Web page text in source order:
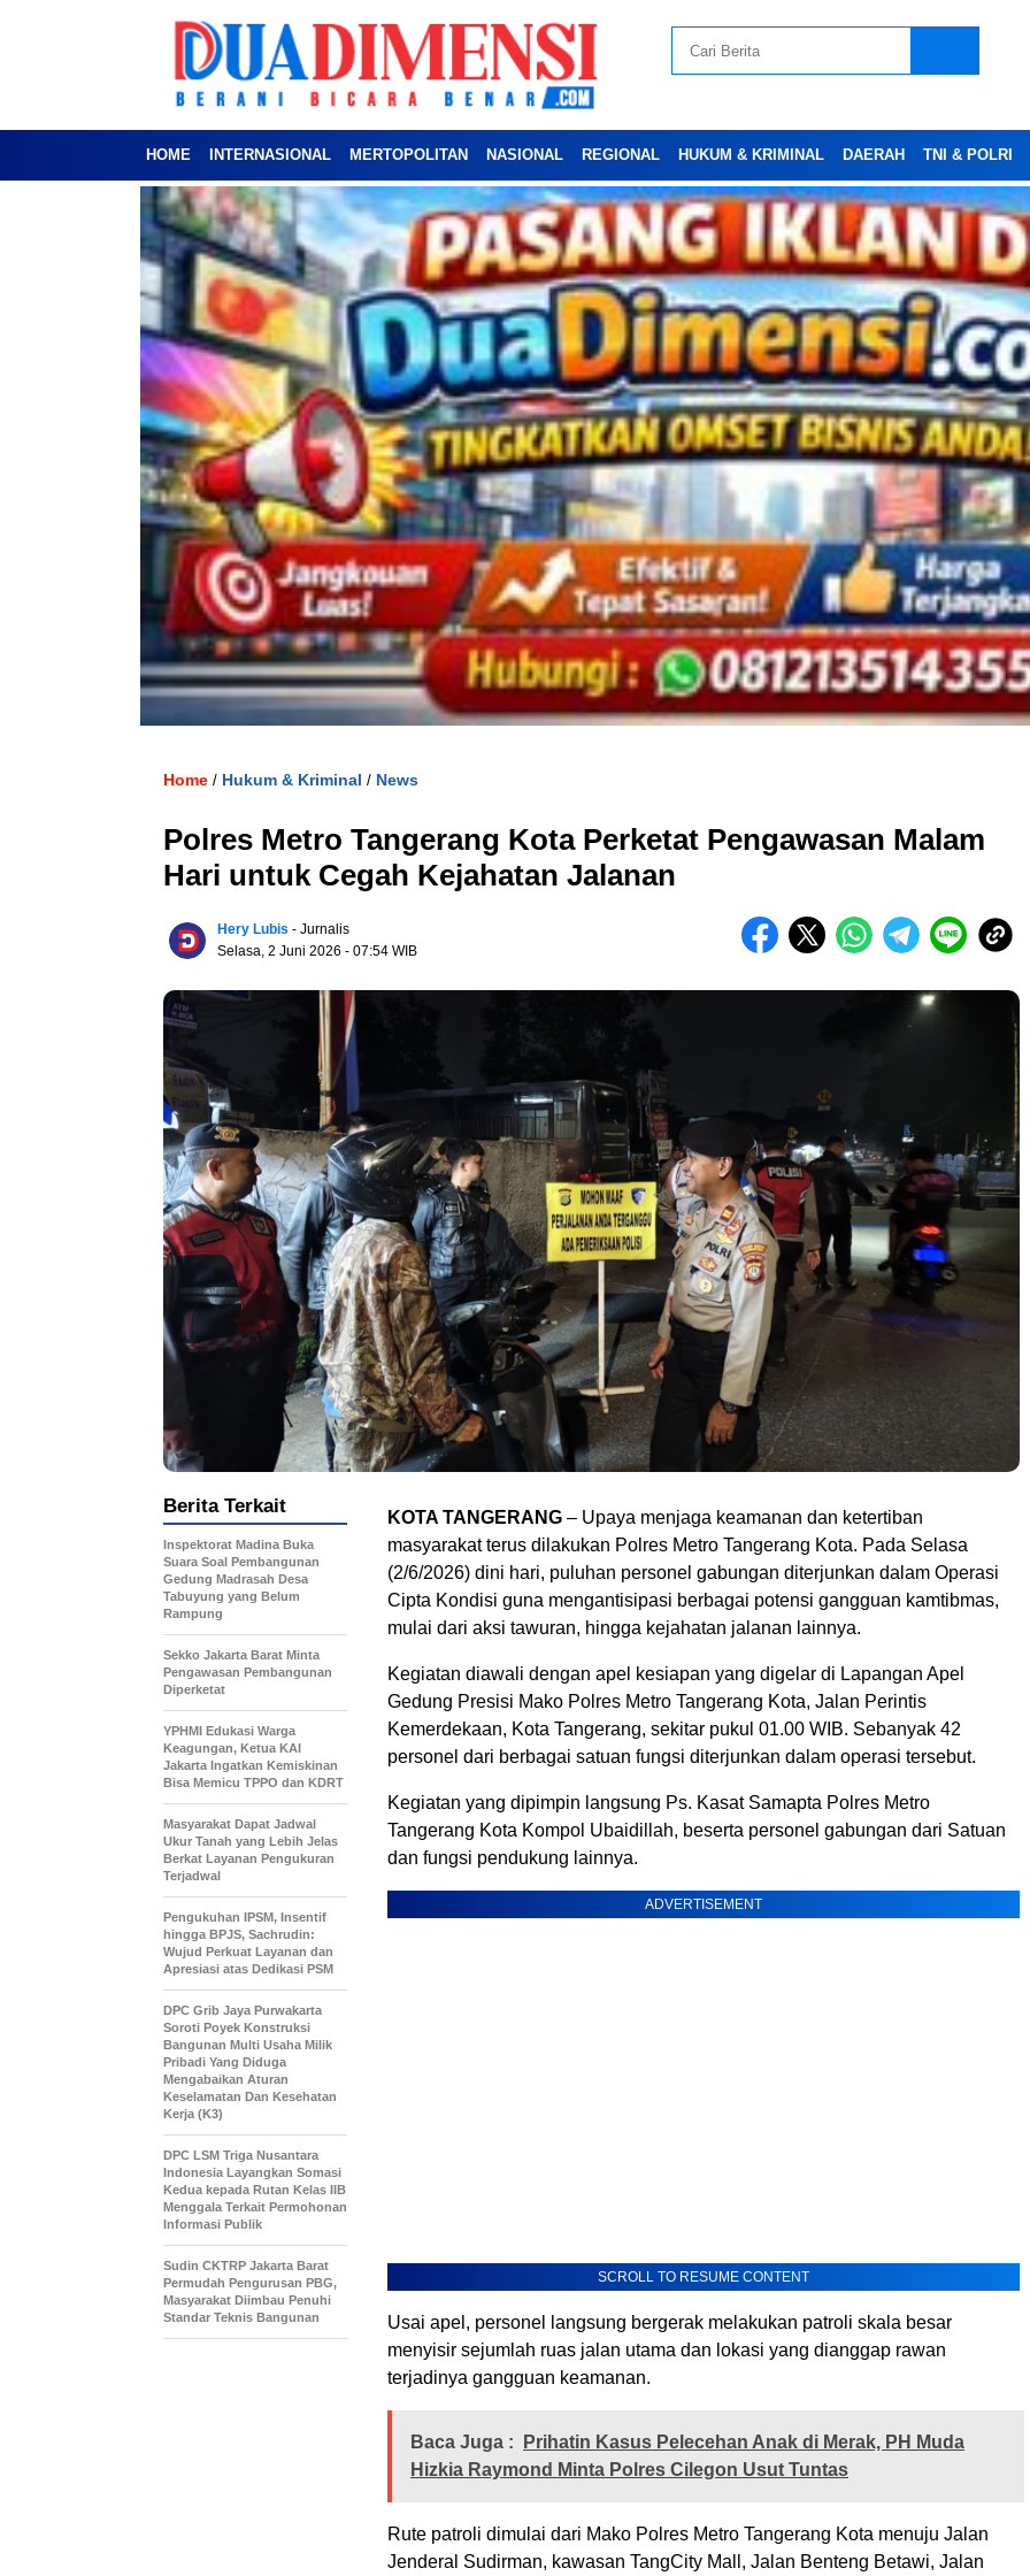
HOME INTERNASIONAL MERTOPOLITAN NASIONAL REGIONAL HUKUM & KRIMINAL DAERAH TNI & POLRI
Home / Hukum & Kriminal / News
Polres Metro Tangerang Kota Perketat Pengawasan Malam
Hari untuk Cegah Kejahatan Jalanan
Hery Lubis - Jurnalis
Selasa, 2 Juni 2026 - 07:54 WIB
KOTA TANGERANG – Upaya menjaga keamanan dan ketertiban
masyarakat terus dilakukan Polres Metro Tangerang Kota. Pada Selasa
(2/6/2026) dini hari, puluhan personel gabungan diterjunkan dalam Operasi
Cipta Kondisi guna mengantisipasi berbagai potensi gangguan kamtibmas,
mulai dari aksi tawuran, hingga kejahatan jalanan lainnya.
Kegiatan diawali dengan apel kesiapan yang digelar di Lapangan Apel
Gedung Presisi Mako Polres Metro Tangerang Kota, Jalan Perintis
Kemerdekaan, Kota Tangerang, sekitar pukul 01.00 WIB. Sebanyak 42
personel dari berbagai satuan fungsi diterjunkan dalam operasi tersebut.
Kegiatan yang dipimpin langsung Ps. Kasat Samapta Polres Metro
Tangerang Kota Kompol Ubaidillah, beserta personel gabungan dari Satuan
dan fungsi pendukung lainnya.
ADVERTISEMENT
Advertesment
SCROLL TO RESUME CONTENT
Usai apel, personel langsung bergerak melakukan patroli skala besar
menyisir sejumlah ruas jalan utama dan lokasi yang dianggap rawan
terjadinya gangguan keamanan.
Baca Juga :
Prihatin Kasus Pelecehan Anak di Merak, PH Muda
Hizkia Raymond Minta Polres Cilegon Usut Tuntas
Rute patroli dimulai dari Mako Polres Metro Tangerang Kota menuju Jalan
Jenderal Sudirman, kawasan TangCity Mall, Jalan Benteng Betawi, Jalan
Berita Terkait
Inspektorat Madina Buka
Suara Soal Pembangunan
Gedung Madrasah Desa
Tabuyung yang Belum
Rampung
Sekko Jakarta Barat Minta
Pengawasan Pembangunan
Diperketat
YPHMI Edukasi Warga
Keagungan, Ketua KAI
Jakarta Ingatkan Kemiskinan
Bisa Memicu TPPO dan KDRT
Masyarakat Dapat Jadwal
Ukur Tanah yang Lebih Jelas
Berkat Layanan Pengukuran
Terjadwal
Pengukuhan IPSM, Insentif
hingga BPJS, Sachrudin:
Wujud Perkuat Layanan dan
Apresiasi atas Dedikasi PSM
DPC Grib Jaya Purwakarta
Soroti Poyek Konstruksi
Bangunan Multi Usaha Milik
Pribadi Yang Diduga
Mengabaikan Aturan
Keselamatan Dan Kesehatan
Kerja (K3)
DPC LSM Triga Nusantara
Indonesia Layangkan Somasi
Kedua kepada Rutan Kelas IIB
Menggala Terkait Permohonan
Informasi Publik
Sudin CKTRP Jakarta Barat
Permudah Pengurusan PBG,
Masyarakat Diimbau Penuhi
Standar Teknis Bangunan